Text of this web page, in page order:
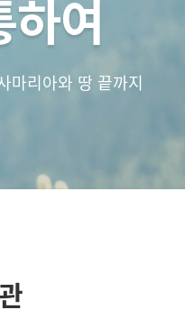
여
마리아와 땅 끝까지